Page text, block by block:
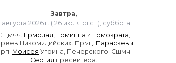
Завтра,
августа 2026 г. ( 26 июля ст.ст.), суббота.
Ермолая Ермиппа и Ермократа
Никомидийских. Прмц. Параскевы
Моисея Угрина, Печерского. Сщмч.
Сергия пресвитера.